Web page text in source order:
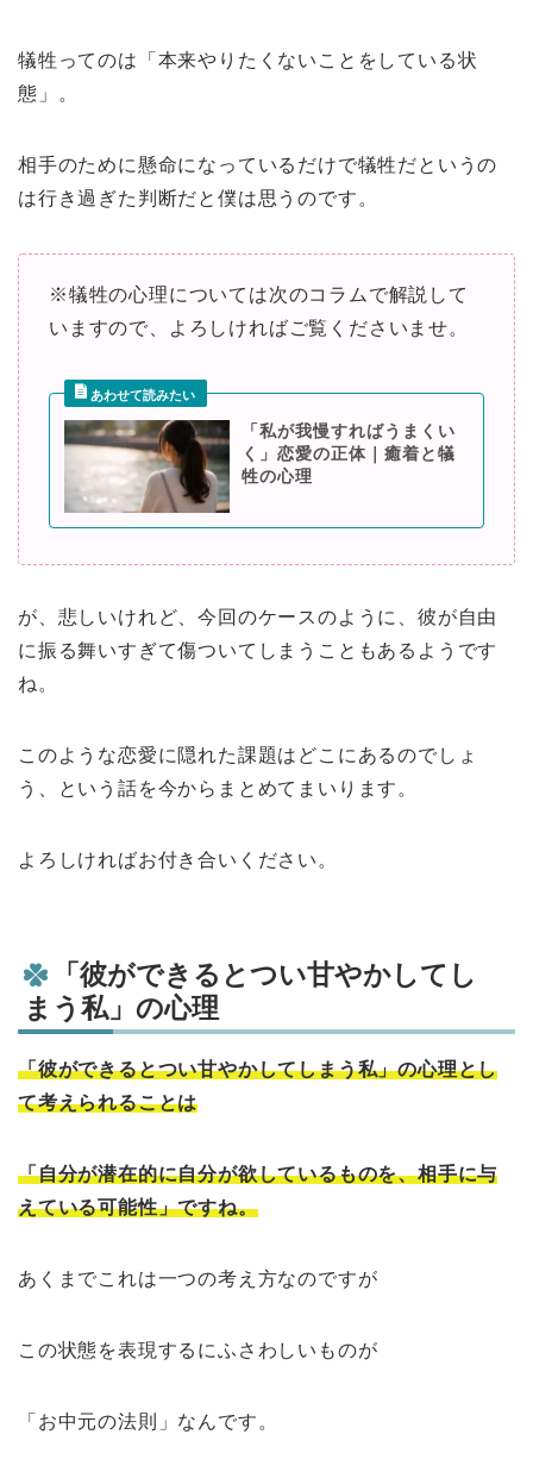
犠牲ってのは「本来やりたくないことをしている状
態」。
相手のために懸命になっているだけで犠牲だというの
は行き過ぎた判断だと僕は思うのです。
※犠牲の心理については次のコラムで解説して
いますので、よろしければご覧くださいませ。
「私が我慢すればうまくい
く」恋愛の正体｜癒着と犠
牲の心理
が、悲しいけれど、今回のケースのように、彼が自由
に振る舞いすぎて傷ついてしまうこともあるようです
ね。
このような恋愛に隠れた課題はどこにあるのでしょ
う、という話を今からまとめてまいります。
よろしければお付き合いください。
「彼ができるとつい甘やかしてし
まう私」の心理
「彼ができるとつい甘やかしてしまう私」の心理とし
て考えられることは
「自分が潜在的に自分が欲しているものを、相手に与
えている可能性」ですね。
あくまでこれは一つの考え方なのですが
この状態を表現するにふさわしいものが
「お中元の法則」なんです。